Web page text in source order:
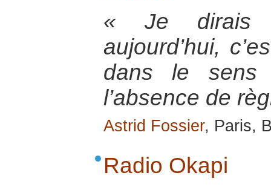
« Je dirais
aujourd’hui,
dans le sens
l’absence de
Astrid Fossier, Paris,
Radio Okapi